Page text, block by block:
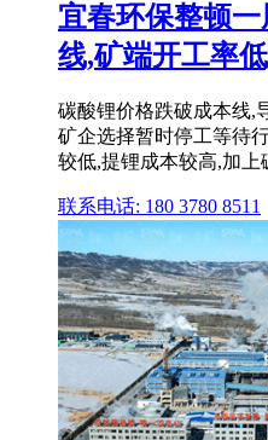
宜春环保整顿
线,矿端开工率
碳酸锂价格跌破成本线,
矿企选择暂时停工等待
较低,提锂成本较高,加上
联系电话: 180 3780 8511